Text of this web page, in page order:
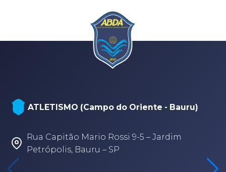
ATLETISMO (Campo do Oriente - Bauru)
Rua Capitão Mario Rossi 9-5 – Jardim
Petrópolis, Bauru – SP